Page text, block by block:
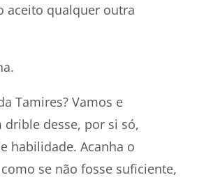
aceito qualquer outra
Tamires? Vamos e
drible desse, por si só,
habilidade. Acanha o
se não fosse suficiente,